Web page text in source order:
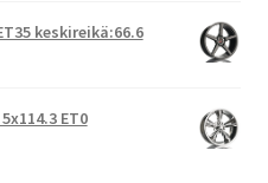
keskireikä:66.6
ET0